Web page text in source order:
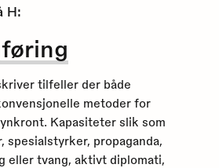
H:
tilfeller der både
metoder for
Kapasiteter slik som
spesialstyrker, propaganda,
eller tvang, aktivt diplomati,